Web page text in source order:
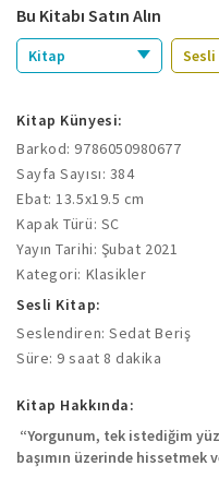
Bu Kitabı Satın Alın
Kitap
Kitap Künyesi:
Barkod: 9786050980677
Sayfa Sayısı: 384
Ebat: 13.5x19.5 cm
Kapak Türü: SC
Yayın Tarihi: Şubat 2021
Kategori: Klasikler
Sesli Kitap:
Seslendiren: Sedat Beriş
Süre: 9 saat 8 dakika
Kitap Hakkında:
“Yorgunum, tek istediğim
başımın üzerinde hissetmek